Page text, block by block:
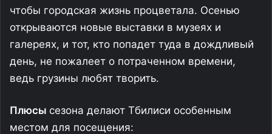
чтобы городская жизнь процветала. Осенью
открываются новые выставки в музеях и
галереях, и тот, кто попадет туда в дождливый
день, не пожалеет о потраченном времени,
ведь грузины любят творить.
Плюсы сезона делают Тбилиси особенным
местом для посещения: